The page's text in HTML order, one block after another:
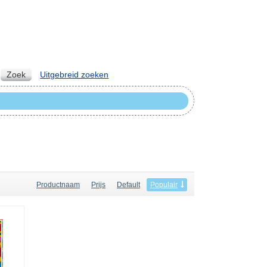
Productnaam Prijs Default Populair
Zoek Uitgebreid zoeken